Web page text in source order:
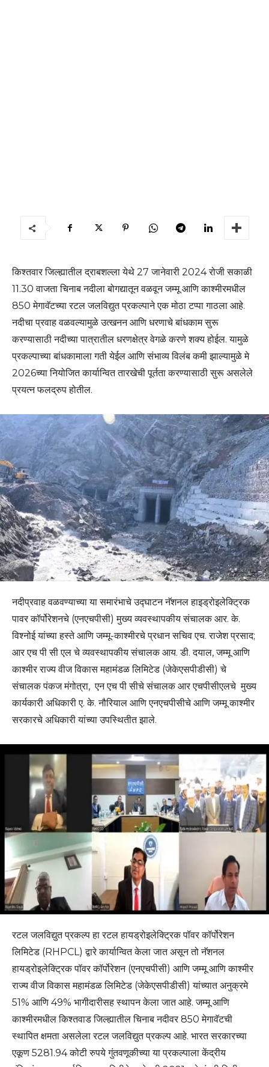
किश्तवार जिल्ह्यातील द्राबशल्ला येथे 27 जानेवारी 2024 रोजी सकाळी
11.30 वाजता चिनाब नदीला बोगद्यातून वळवून जम्मू आणि काश्मीरमधील
850 मेगावॅटच्या रटल जलविद्युत प्रकल्पाने एक मोठा टप्पा गाठला आहे.
नदीचा प्रवाह वळवल्यामुळे उत्खनन आणि धरणाचे बांधकाम सुरू
करण्यासाठी नदीच्या पात्रातील धरणक्षेत्र वेगळे करणे शक्य होईल. यामुळे
प्रकल्पाच्या बांधकामाला गती येईल आणि संभाव्य विलंब कमी झाल्यामुळे मे
2026च्या नियोजित कार्यान्वित तारखेची पूर्तता करण्यासाठी सुरू असलेले
प्रयत्न फलद्रुप होतील.
नदीप्रवाह वळवण्याच्या या समारंभाचे उद्घाटन नॅशनल हाइड्रोइलेक्ट्रिक
पावर कॉर्पोरेशनचे (एनएचपीसी) मुख्य व्यवस्थापकीय संचालक आर. के.
विश्नोई यांच्या हस्ते आणि जम्मू-काश्मीरचे प्रधान सचिव एच. राजेश प्रसाद;
आर एच पी सी एल चे व्यवस्थापकीय संचालक आय. डी. दयाल, जम्मू आणि
काश्मीर राज्य वीज विकास महामंडळ लिमिटेड (जेकेएसपीडीसी) चे
संचालक पंकज मंगोत्रा, एन एच पी सीचे संचालक आर एचपीसीएलचे मुख्य
कार्यकारी अधिकारी ए. के. नौरियाल आणि एनएचपीसीचे आणि जम्मू काश्मीर
सरकारचे अधिकारी यांच्या उपस्थितीत झाले.
रटल जलविद्युत प्रकल्प हा रटल हायड्रोइलेक्ट्रिक पॉवर कॉर्पोरेशन
लिमिटेड (RHPCL) द्वारे कार्यान्वित केला जात असून तो नॅशनल
हायड्रोइलेक्ट्रिक पॉवर कॉर्पोरेशन (एनएचपीसी) आणि जम्मू आणि काश्मीर
राज्य वीज विकास महामंडळ लिमिटेड (जेकेएसपीडीसी) यांच्यात अनुक्रमे
51% आणि 49% भागीदारीसह स्थापन केला जात आहे. जम्मू आणि
काश्मीरमधील किश्तवाड जिल्ह्यातील चिनाब नदीवर 850 मेगावॅटची
स्थापित क्षमता असलेला रटल जलविद्युत प्रकल्प आहे. भारत सरकारच्या
एकूण 5281.94 कोटी रुपये गुंतवणूकीच्या या प्रकल्पाला केंद्रीय